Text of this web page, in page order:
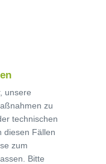
unsere
zu
technischen
diesen Fällen
zum
Bitte